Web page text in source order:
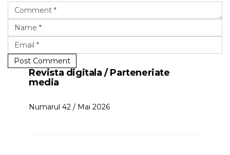
Post Comment
Revista digitala / Parteneriate
media
Numarul 42 / Mai 2026